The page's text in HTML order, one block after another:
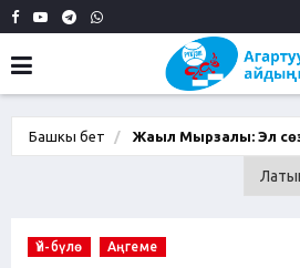
Башкы бет Жаңыл Мырзалы: Эл
Үй-бүлө Аңгеме